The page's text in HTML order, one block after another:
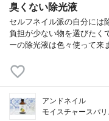
臭くない除光液
セルフネイル派の自分には
負担が少ない物を選びたく
ーの除光液は色々使って来
アンドネイル
モイスチャースパ